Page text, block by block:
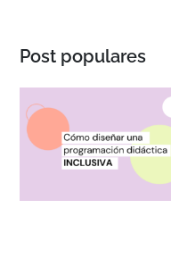
Post populares